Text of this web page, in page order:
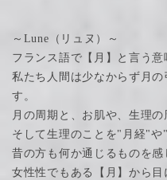
～Lune（リュヌ）～
フランス語で【月】と言う意
私たち人間は少なからず月
す。
月の周期と、お肌や、生理の
そして生理のことを"月経"
昔の方も何か通じるものを感
女性性でもある【月】から